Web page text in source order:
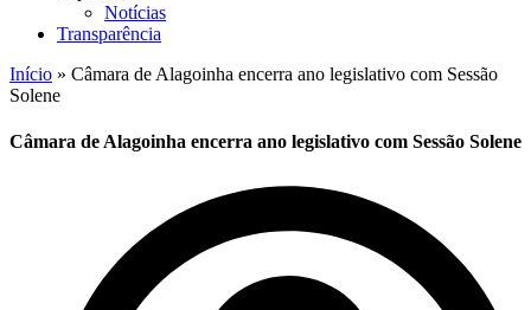
Notícias
Transparência
Início » Câmara de Alagoinha encerra ano legislativo com Sessão
Solene
Câmara de Alagoinha encerra ano legislativo com Sessão Solene